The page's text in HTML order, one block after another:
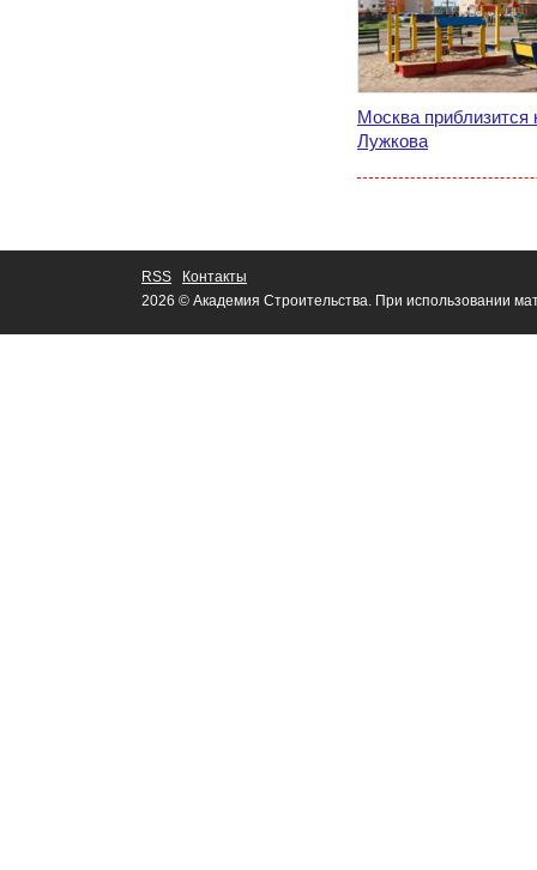
Москва приблизится
Лужкова
RSS
Контакты
2026 © Академия Строительства. При использовании